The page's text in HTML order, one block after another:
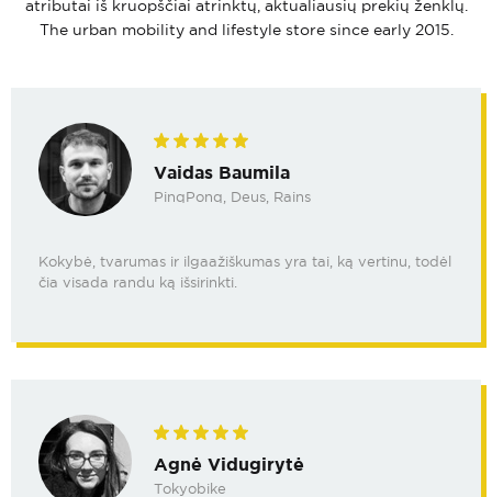
atributai iš kruopščiai atrinktų, aktualiausių prekių ženklų.
The urban mobility and lifestyle store since early 2015.
Vaidas Baumila
PinqPonq, Deus, Rains
Kokybė, tvarumas ir ilgaažiškumas yra tai, ką vertinu, todėl
čia visada randu ką išsirinkti.
Agnė Vidugirytė
Tokyobike